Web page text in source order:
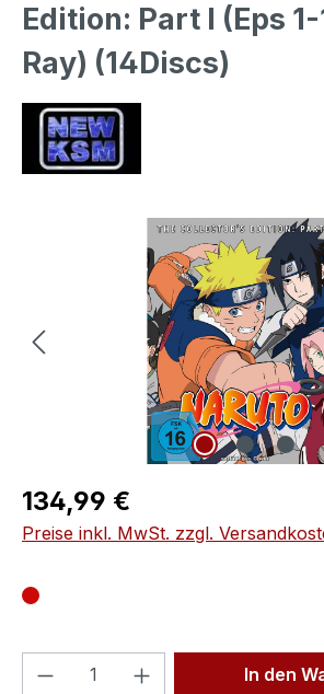
Edition: Part I (Eps
Ray) (14Discs)
Bildergalerie überspringen
Regulärer Preis:
134,99 €
Preise inkl. MwSt. zzgl.
Produkt Anzahl: GibIn den